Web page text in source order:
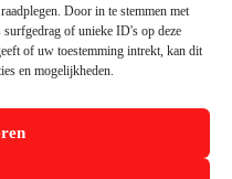
Door in te stemmen met
surfgedrag of unieke ID's op deze
of uw toestemming intrekt, kan dit
en mogelijkheden.